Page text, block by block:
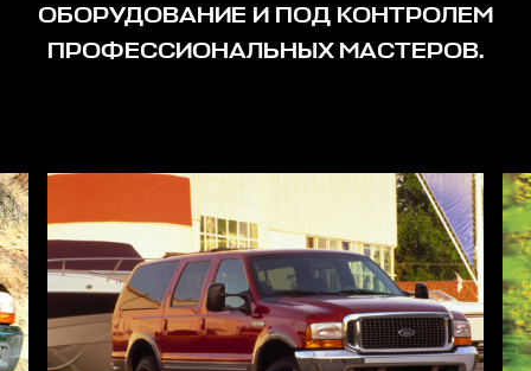
ОБОРУДОВАНИЕ И ПОД КОНТРОЛЕМ
ПРОФЕССИОНАЛЬНЫХ МАСТЕРОВ.